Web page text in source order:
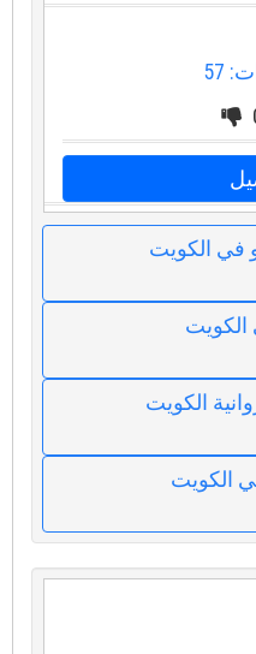
57
في الكويت
الكويت
الكويت